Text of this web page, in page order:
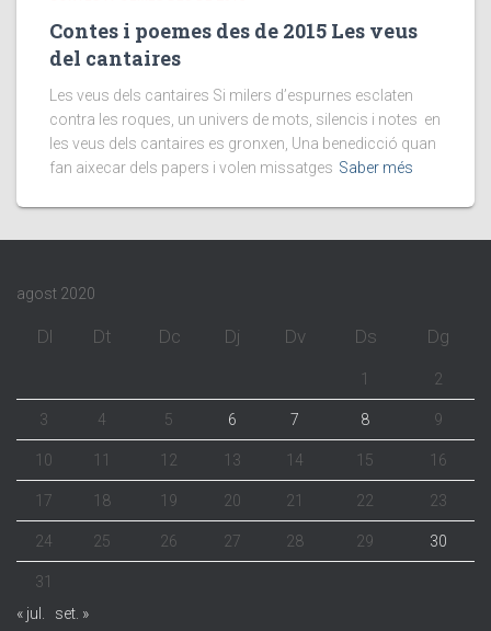
Contes i poemes des de 2015 Les veus
del cantaires
Les veus dels cantaires Si milers d’espurnes esclaten
contra les roques, un univers de mots, silencis i notes en
les veus dels cantaires es gronxen, Una benedicció quan
fan aixecar dels papers i volen missatges Saber més
agost 2020
Dl Dt Dc Dj Dv Ds Dg
1 2
3 4 5 6 7 8 9
10 11 12 13 14 15 16
17 18 19 20 21 22 23
24 25 26 27 28 29 30
31
« jul.
set. »